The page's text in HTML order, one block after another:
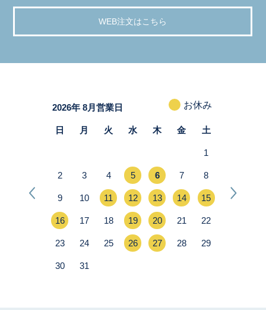
WEB注文はこちら